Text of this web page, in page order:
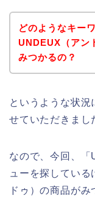
どのようなキー
UNDEUX（アン
みつかるの？
というような状
せていただきまし
なので、今回、
ューを探してい
ドゥ）の商品が